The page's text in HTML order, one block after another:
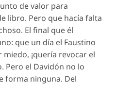
de valor para
libro. Pero que hacía falta
El final que él
que un día el Faustino
¡quería revocar el
Pero el Davidón no lo
forma ninguna. Del